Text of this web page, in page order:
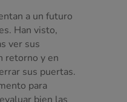
a un futuro
Han visto,
ver sus
retorno y en
sus puertas.
para
bien las